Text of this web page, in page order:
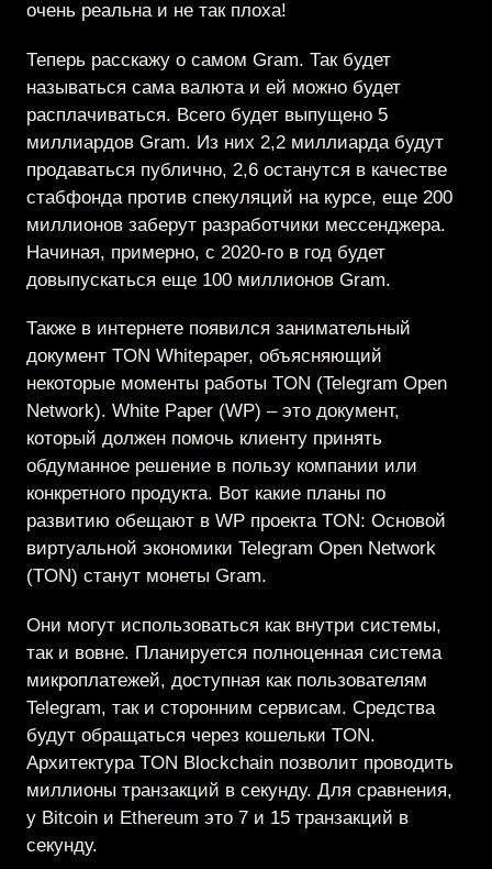
очень реальна и не так плоха!
Теперь расскажу о самом Gram. Так будет
называться сама валюта и ей можно будет
расплачиваться. Всего будет выпущено 5
миллиардов Gram. Из них 2,2 миллиарда будут
продаваться публично, 2,6 останутся в качестве
стабфонда против спекуляций на курсе, еще 200
миллионов заберут разработчики мессенджера.
Начиная, примерно, с 2020-го в год будет
довыпускаться еще 100 миллионов Gram.
Также в интернете появился занимательный
документ TON Whitepaper, объясняющий
некоторые моменты работы TON (Telegram Open
Network). White Paper (WP) – это документ,
который должен помочь клиенту принять
обдуманное решение в пользу компании или
конкретного продукта. Вот какие планы по
развитию обещают в WP проекта TON: Основой
виртуальной экономики Telegram Open Network
(TON) станут монеты Gram.
Они могут использоваться как внутри системы,
так и вовне. Планируется полноценная система
микроплатежей, доступная как пользователям
Telegram, так и сторонним сервисам. Средства
будут обращаться через кошельки TON.
Архитектура TON Blockchain позволит проводить
миллионы транзакций в секунду. Для сравнения,
у Bitcoin и Ethereum это 7 и 15 транзакций в
секунду.